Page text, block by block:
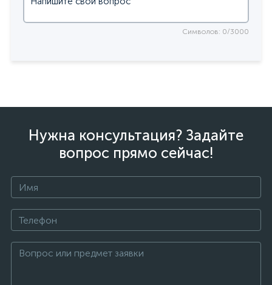
Символов: 0/3000
Нужна консультация? Задайте
вопрос прямо сейчас!